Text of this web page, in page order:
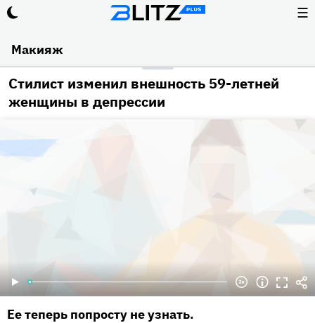
☰
Макияж
Стилист изменил внешность 59-летней
женщины в депрессии
Ее теперь попросту не узнать.